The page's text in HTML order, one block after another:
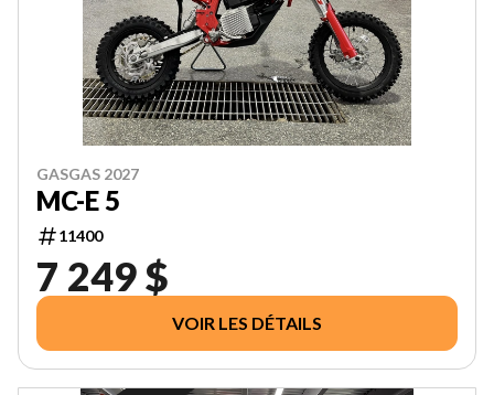
GASGAS 2027
MC-E 5
11400
7 249 $
VOIR LES DÉTAILS